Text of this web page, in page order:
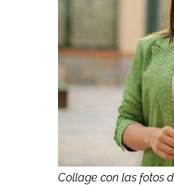
Collage con las fotos